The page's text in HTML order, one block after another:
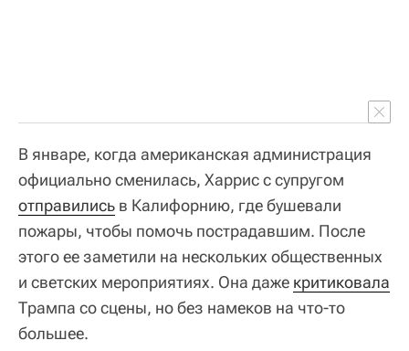
В январе, когда американская администрация
официально сменилась, Харрис с супругом
отправились в Калифорнию, где бушевали
пожары, чтобы помочь пострадавшим. После
этого ее заметили на нескольких общественных
и светских мероприятиях. Она даже критиковала
Трампа со сцены, но без намеков на что-то
большее.